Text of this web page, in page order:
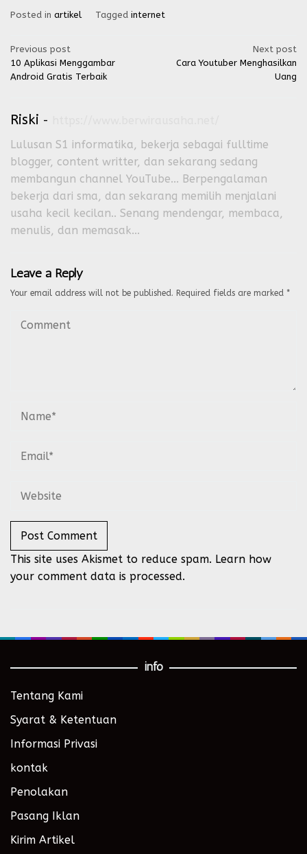
Posted in artikel Tagged internet
Post
navigation
Previous post
10 Aplikasi Menggambar
Android Gratis Terbaik
Next post
Cara Youtuber Menghasilkan
Uang
Riski -
Lulusan S1 informatika, bekerja sebagai fulltime
blogger, content writter, dan sekarang sedang
membangun channel YouTube... Berpengalaman
bekerja dari sma, dan sekarang memilih menjalani
usaha kecil kecilan.. Senang mendengar, membaca,
menulis, dan memasak...
Leave a Reply
Your email address will not be published. Required fields are marked *
This site uses Akismet to reduce spam. Learn how
your comment data is processed.
info
Tentang Kami
Syarat & Ketentuan
Informasi Privasi
kontak
Penolakan
Pasang Iklan
Kirim Artikel